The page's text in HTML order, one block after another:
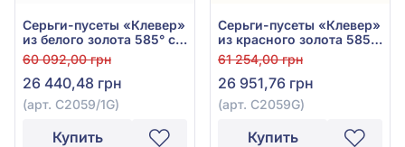
Серьги-пусеты «Клевер»
из белого золота 585° с
чёрным агатом, арт.
С2059/1G
60 092,00 грн
26 440,48 грн
(арт. С2059/1G)
Купить
Серьги-пусеты «Клевер»
из красного золота 585°
с чёрным агатом, арт.
С2059G
61 254,00 грн
26 951,76 грн
(арт. С2059G)
Купить